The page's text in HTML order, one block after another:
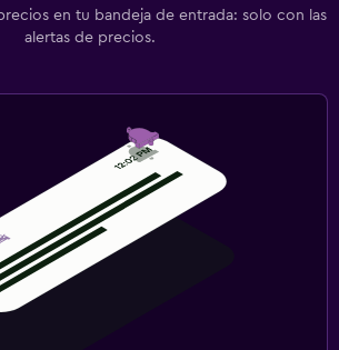
en tu bandeja de entrada: solo con las
alertas de precios.